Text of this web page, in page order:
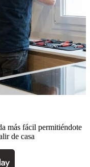
más fácil permitiéndote
de casa